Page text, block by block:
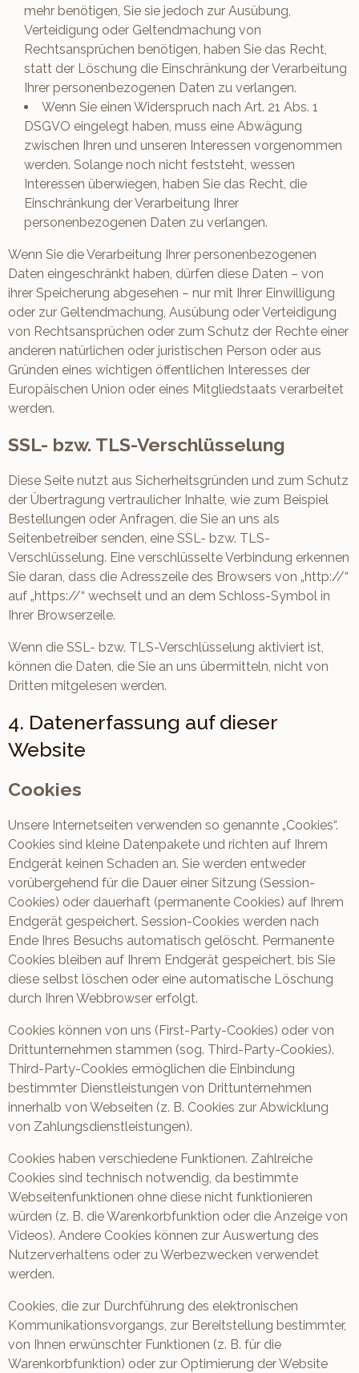
mehr benötigen, Sie sie jedoch zur Ausübung,
Verteidigung oder Geltendmachung von
Rechtsansprüchen benötigen, haben Sie das Recht,
statt der Löschung die Einschränkung der Verarbeitung
Ihrer personenbezogenen Daten zu verlangen.
Wenn Sie einen Widerspruch nach Art. 21 Abs. 1
DSGVO eingelegt haben, muss eine Abwägung
zwischen Ihren und unseren Interessen vorgenommen
werden. Solange noch nicht feststeht, wessen
Interessen überwiegen, haben Sie das Recht, die
Einschränkung der Verarbeitung Ihrer
personenbezogenen Daten zu verlangen.
Wenn Sie die Verarbeitung Ihrer personenbezogenen
Daten eingeschränkt haben, dürfen diese Daten – von
ihrer Speicherung abgesehen – nur mit Ihrer Einwilligung
oder zur Geltendmachung, Ausübung oder Verteidigung
von Rechtsansprüchen oder zum Schutz der Rechte einer
anderen natürlichen oder juristischen Person oder aus
Gründen eines wichtigen öffentlichen Interesses der
Europäischen Union oder eines Mitgliedstaats verarbeitet
werden.
SSL- bzw. TLS-Verschlüsselung
Diese Seite nutzt aus Sicherheitsgründen und zum Schutz
der Übertragung vertraulicher Inhalte, wie zum Beispiel
Bestellungen oder Anfragen, die Sie an uns als
Seitenbetreiber senden, eine SSL- bzw. TLS-
Verschlüsselung. Eine verschlüsselte Verbindung erkennen
Sie daran, dass die Adresszeile des Browsers von „http://“
auf „https://“ wechselt und an dem Schloss-Symbol in
Ihrer Browserzeile.
Wenn die SSL- bzw. TLS-Verschlüsselung aktiviert ist,
können die Daten, die Sie an uns übermitteln, nicht von
Dritten mitgelesen werden.
4. Datenerfassung auf dieser
Website
Cookies
Unsere Internetseiten verwenden so genannte „Cookies“.
Cookies sind kleine Datenpakete und richten auf Ihrem
Endgerät keinen Schaden an. Sie werden entweder
vorübergehend für die Dauer einer Sitzung (Session-
Cookies) oder dauerhaft (permanente Cookies) auf Ihrem
Endgerät gespeichert. Session-Cookies werden nach
Ende Ihres Besuchs automatisch gelöscht. Permanente
Cookies bleiben auf Ihrem Endgerät gespeichert, bis Sie
diese selbst löschen oder eine automatische Löschung
durch Ihren Webbrowser erfolgt.
Cookies können von uns (First-Party-Cookies) oder von
Drittunternehmen stammen (sog. Third-Party-Cookies).
Third-Party-Cookies ermöglichen die Einbindung
bestimmter Dienstleistungen von Drittunternehmen
innerhalb von Webseiten (z. B. Cookies zur Abwicklung
von Zahlungsdienstleistungen).
Cookies haben verschiedene Funktionen. Zahlreiche
Cookies sind technisch notwendig, da bestimmte
Webseitenfunktionen ohne diese nicht funktionieren
würden (z. B. die Warenkorbfunktion oder die Anzeige von
Videos). Andere Cookies können zur Auswertung des
Nutzerverhaltens oder zu Werbezwecken verwendet
werden.
Cookies, die zur Durchführung des elektronischen
Kommunikationsvorgangs, zur Bereitstellung bestimmter,
von Ihnen erwünschter Funktionen (z. B. für die
Warenkorbfunktion) oder zur Optimierung der Website